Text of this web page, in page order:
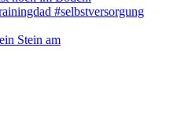
Stein am